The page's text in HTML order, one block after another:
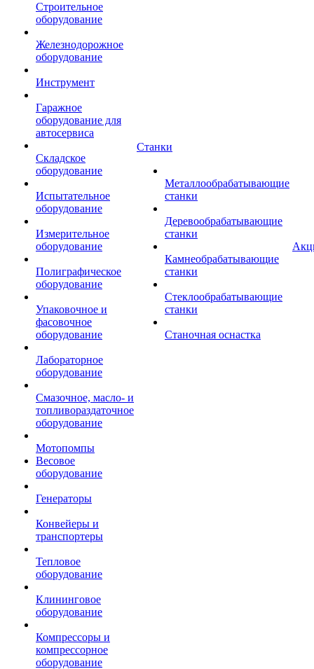
Строительное
оборудование
Железнодорожное
оборудование
Инструмент
Гаражное
оборудование для
автосервиса
Складское
оборудование
Испытательное
оборудование
Измерительное
оборудование
Полиграфическое
оборудование
Упаковочное и
фасовочное
оборудование
Лабораторное
оборудование
Смазочное, масло- и
топливораздаточное
оборудование
Мотопомпы
Весовое
оборудование
Генераторы
Конвейеры и
транспортеры
Тепловое
оборудование
Клининговое
оборудование
Компрессоры и
компрессорное
оборудование
Станки
Металлообрабатывающие
станки
Деревообрабатывающие
станки
Камнеобрабатывающие
станки
Стеклообрабатывающие
станки
Станочная оснастка